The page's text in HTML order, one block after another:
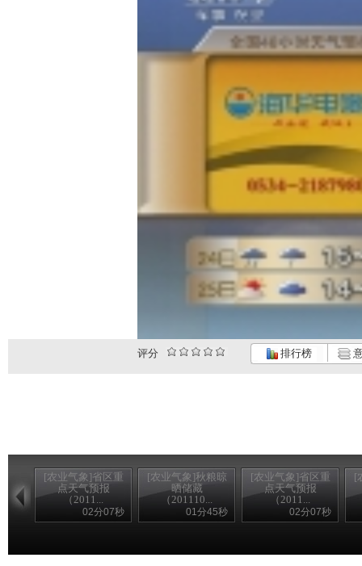
评分 排行榜
[农业气象]省区重
点天气预报
（2011...
02分07秒
[农业气象]秋粮晾
晒储藏
（201110...
01分45秒
[农业气象]省区重
点天气预报
（2011...
02分07秒
[